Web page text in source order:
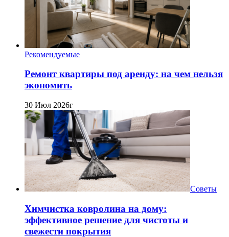
Рекомендуемые
Ремонт квартиры под аренду: на чем нельзя
экономить
30 Июл 2026г
Советы
Химчистка ковролина на дому:
эффективное решение для чистоты и
свежести покрытия